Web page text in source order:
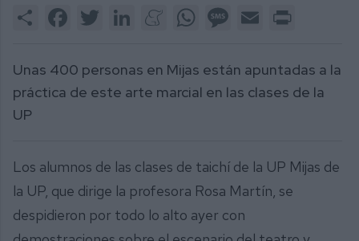
3
Share FacebookTwitter LinkedInMeneameWhatsAppMessage
Email
Unas 400 personas en Mijas están apuntadas a la
práctica de este arte marcial en las clases de la
UP
Los alumnos de las clases de taichí de la UP Mijas de
la UP, que dirige la profesora Rosa Martín, se
despidieron por todo lo alto ayer con